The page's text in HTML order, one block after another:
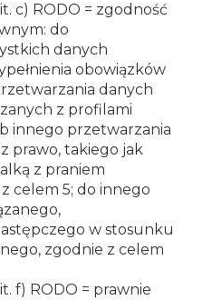
c) RODO = zgodność
do
danych
obowiązków
danych
z profilami
innego przetwarzania
prawo, takiego jak
z praniem
celem 5; do innego
w stosunku
zgodnie z celem
f) RODO = prawnie